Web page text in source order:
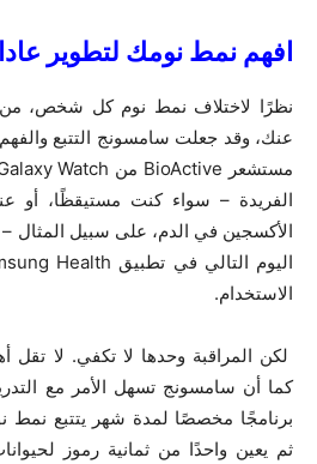
افهم نمط نومك لتطوير
نظرًا لاختلاف نمط نوم كل شخص، من
عنك، وقد جعلت سامسونج التتبع
الفريدة – سواء كنت مستيقظًا، أو
الأكسجين في الدم، على سبيل المثال
الاستخدام.
لكن المراقبة وحدها لا تكفي. لا
كما أن سامسونج تسهل الأمر مع
برنامجًا مخصصًا لمدة شهر يتتبع نمط
ثم يعين واحدًا من ثمانية رموز